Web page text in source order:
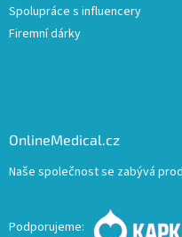
Spolupráce s influencery
Firemní dárky
OnlineMedical.cz
Naše společnost se zabývá
Podporujeme: